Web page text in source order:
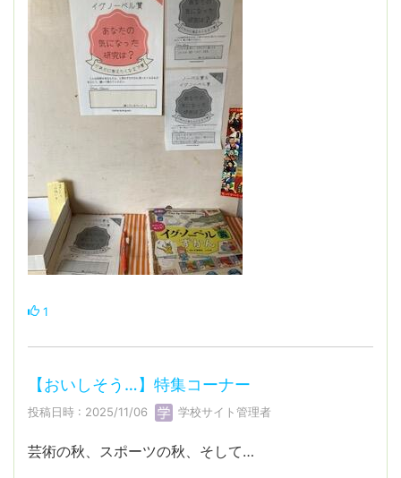
1
【おいしそう…】特集コーナー
投稿日時 : 2025/11/06 学校サイト管理者
芸術の秋、スポーツの秋、そして…